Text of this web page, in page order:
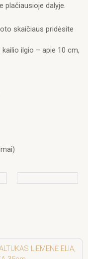
plačiausioje dalyje.
skaičiaus pridėsite
ilgio – apie 10 cm,